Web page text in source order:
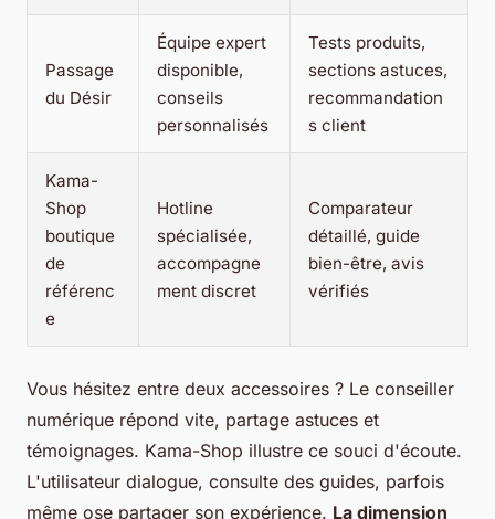
Passage
du Désir
Équipe expert
disponible,
conseils
personnalisés
Tests produits,
sections astuces,
recommandation
s client
Kama-
Shop
boutique
de
référenc
e
Hotline
spécialisée,
accompagne
ment discret
Comparateur
détaillé, guide
bien-être, avis
vérifiés
Vous hésitez entre deux accessoires ? Le conseiller
numérique répond vite, partage astuces et
témoignages. Kama-Shop illustre ce souci d'écoute.
L'utilisateur dialogue, consulte des guides, parfois
même ose partager son expérience. La dimension